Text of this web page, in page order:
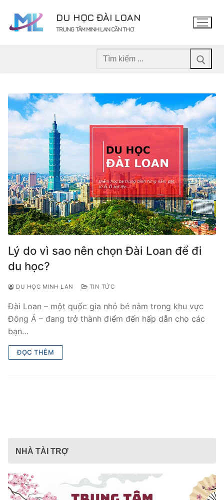
nội
DU HỌC ĐÀI LOAN
TRUNG TÂM MINH LAN CẦN THƠ
Tìm
Lý do vì sao nên chọn Đài Loan để đi
du học?
DU HỌC MINH LAN TIN TỨC
Đài Loan – một quốc gia nhỏ bé nằm trong khu vực
Đông Á – đang trở thành điểm đến hấp dẫn cho các
bạn…
ĐỌC THÊM
NHÀ TÀI TRỢ